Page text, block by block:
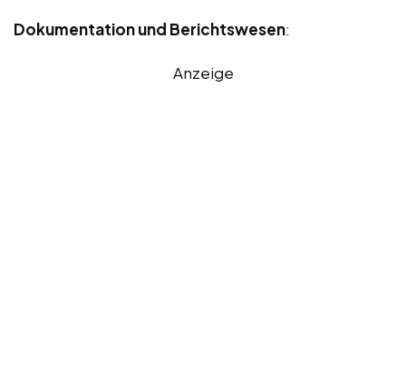
Dokumentation und Berichtswesen:
Anzeige